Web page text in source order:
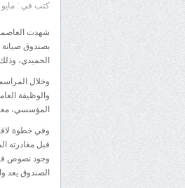
كتب في : مايو 13, 2026
بصندوق صيانة
الحميدي، وذلك
وخلال
والوظيفة
المؤسسي،
قبل مغادرته
وجود نصوص
الصندوق يعد